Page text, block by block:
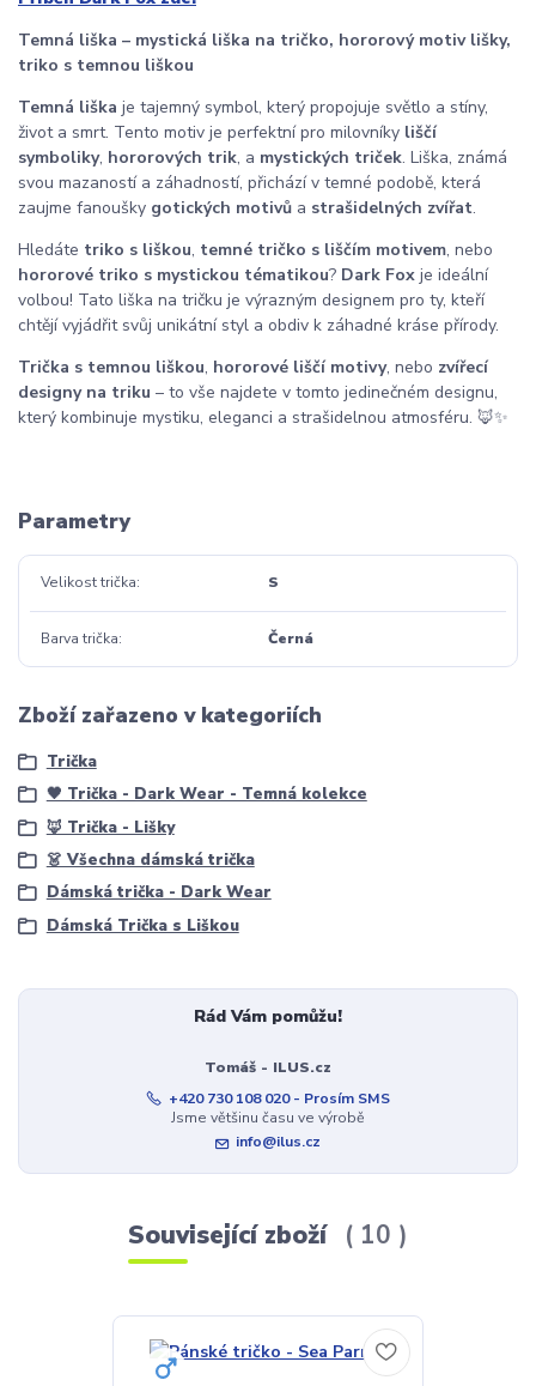
Temná liška – mystická liška na tričko, hororový motiv lišky,
triko s temnou liškou
Temná liška je tajemný symbol, který propojuje světlo a stíny,
život a smrt. Tento motiv je perfektní pro milovníky liščí
symboliky, hororových trik, a mystických triček. Liška, známá
svou mazaností a záhadností, přichází v temné podobě, která
zaujme fanoušky gotických motivů a strašidelných zvířat.
Hledáte triko s liškou, temné tričko s liščím motivem, nebo
hororové triko s mystickou tématikou? Dark Fox je ideální
volbou! Tato liška na tričku je výrazným designem pro ty, kteří
chtějí vyjádřit svůj unikátní styl a obdiv k záhadné kráse přírody.
Trička s temnou liškou, hororové liščí motivy, nebo zvířecí
designy na triku – to vše najdete v tomto jedinečném designu,
který kombinuje mystiku, eleganci a strašidelnou atmosféru. 🦊✨
Parametry
Velikost trička S
Barva trička Černá
Zboží zařazeno v kategoriích
Trička
🖤 Trička - Dark Wear - Temná kolekce
🦊 Trička - Lišky
👗 Všechna dámská trička
Dámská trička - Dark Wear
Dámská Trička s Liškou
Rád Vám pomůžu!
Tomáš - ILUS.cz
+420 730 108 020 - Prosím SMS
Jsme většinu času ve výrobě
info@ilus.cz
Související zboží 10